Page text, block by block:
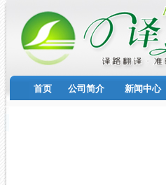
首页 公司简介 新闻中心